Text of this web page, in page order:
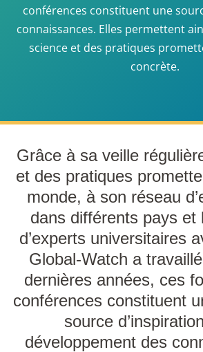
conférences constituent une
connaissances. Elles permettent
science et des pratiques
concrète.
Grâce à sa veille
et des pratiques
monde, à son réseau
dans différents pays et
d’experts universitaires
Global-Watch a
dernières années, ces
conférences constituent
source
développement des